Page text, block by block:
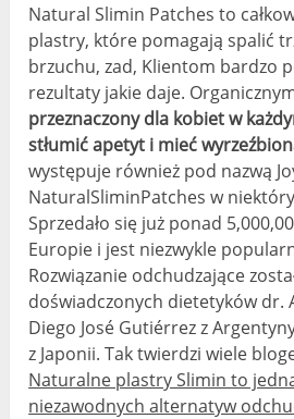
Natural Slimin Patches to
plastry, które pomagają spalić
brzuchu, zad, Klientom bardzo
rezultaty jakie daje.
przeznaczony dla kobiet w
stłumić apetyt i mieć
występuje również pod nazwą
NaturalSliminPatches w
Sprzedało się już ponad
Europie i jest niezwykle
Rozwiązanie odchudzające
doświadczonych dietetyków dr.
Diego José Gutiérrez z
z Japonii. Tak twierdzi wiele
Naturalne plastry Slimin to
niezawodnych alternatyw